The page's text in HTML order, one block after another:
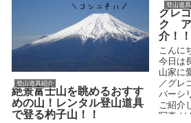
登山道具紹介
絶景富士山を眺めるおすす
めの山！レンタル登山道具
で登る杓子山！！
登山道
グレ
ク ア
介！！
こんに
今日は
山家に
／グレ
バーシ
ご紹介
写真 は